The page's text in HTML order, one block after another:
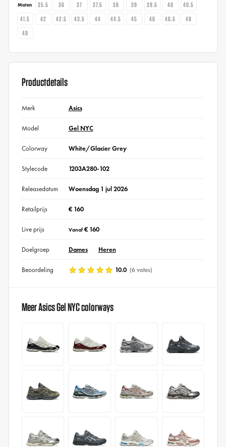
Maten 35.5 36 37 37.5 38 39 39.5 40
40.5
41.5
42 42.5 43.5 44 44.5 45 46 46.5
48
49
Productdetails
Merk Asics
Model Gel NYC
Colorway White/Glacier Grey
Stylecode 1203A280-102
Releasedatum Woensdag 1 jul 2026
Retailprijs € 160
Live prijs Vanaf€ 160
Doelgroep Dames Heren
Beoordeling 10.0 (6 votes)
Meer Asics Gel NYC colorways